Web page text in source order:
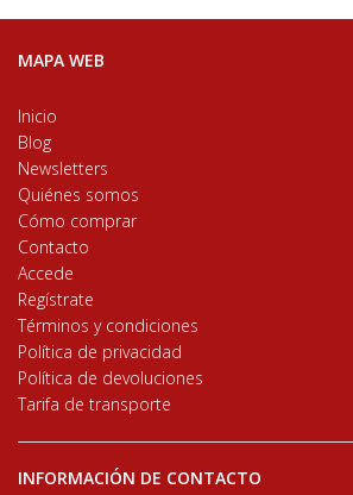
MAPA WEB
Inicio
Blog
Newsletters
Quiénes somos
Cómo comprar
Contacto
Accede
Regístrate
Términos y condiciones
Política de privacidad
Política de devoluciones
Tarifa de transporte
INFORMACIÓN DE CONTACTO